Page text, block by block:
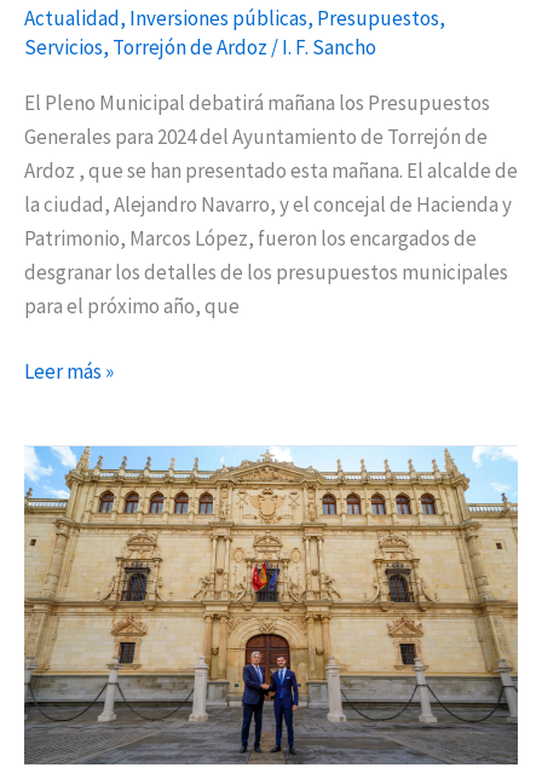
Actualidad, Inversiones públicas, Presupuestos,
Servicios, Torrejón de Ardoz /I. F. Sancho
El Pleno Municipal debatirá mañana los Presupuestos
Generales para 2024 del Ayuntamiento de Torrejón de
Ardoz , que se han presentado esta mañana. El alcalde de
la ciudad, Alejandro Navarro, y el concejal de Hacienda y
Patrimonio, Marcos López, fueron los encargados de
desgranar los detalles de los presupuestos municipales
para el próximo año, que
145,8
millones
de
Leer más »
La
universidad
pública
llegará
a
Torrejón
gracias
al
acuerdo
entre